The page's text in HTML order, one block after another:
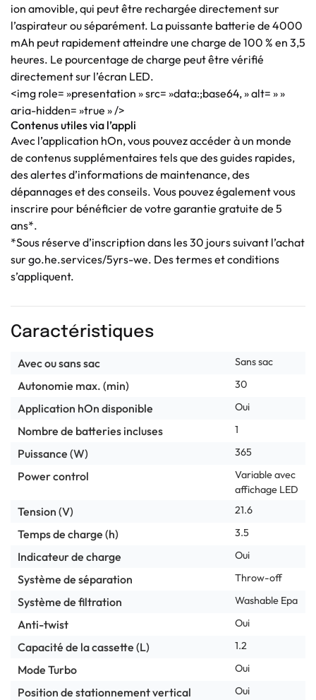
ion amovible, qui peut être rechargée directement sur
l’aspirateur ou séparément. La puissante batterie de 4000
mAh peut rapidement atteindre une charge de 100 % en 3,5
heures. Le pourcentage de charge peut être vérifié
directement sur l’écran LED.
<img role= »presentation » src= »data:;base64, » alt= » »
aria-hidden= »true » />
Contenus utiles via l’appli
Avec l’application hOn, vous pouvez accéder à un monde
de contenus supplémentaires tels que des guides rapides,
des alertes d’informations de maintenance, des
dépannages et des conseils. Vous pouvez également vous
inscrire pour bénéficier de votre garantie gratuite de 5
ans*.
*Sous réserve d’inscription dans les 30 jours suivant l’achat
sur go.he.services/5yrs-we. Des termes et conditions
s’appliquent.
Caractéristiques
Avec ou sans sac Sans sac
Autonomie max. (min) 30
Application hOn disponible Oui
Nombre de batteries incluses 1
Puissance (W) 365
Power control
Variable avec
affichage LED
Tension (V) 21.6
Temps de charge (h) 3.5
Indicateur de charge Oui
Système de séparation Throw-off
Système de filtration Washable Epa
Anti-twist Oui
Capacité de la cassette (L) 1.2
Mode Turbo Oui
Position de stationnement vertical Oui